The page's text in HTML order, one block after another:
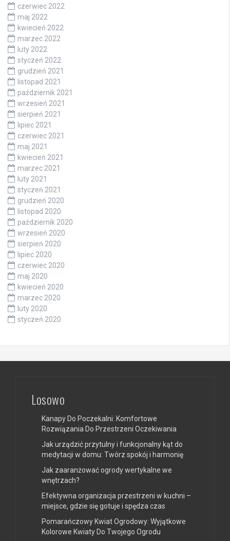
czerwiec 2022
maj 2022
kwiecień 2022
marzec 2022
luty 2022
styczeń 2022
grudzień 2021
listopad 2021
październik 2021
wrzesień 2021
sierpień 2021
lipiec 2021
czerwiec 2021
maj 2021
kwiecień 2021
marzec 2021
luty 2021
styczeń 2021
grudzień 2020
listopad 2020
październik 2020
wrzesień 2020
sierpień 2020
lipiec 2020
czerwiec 2020
maj 2020
kwiecień 2020
marzec 2020
luty 2020
styczeń 2020
Losowo
Kanapy Do Poczekalni: Komfortowe
Rozwiązania Do Przestrzeni Oczekiwania
Jak urządzić przytulny i funkcjonalny kąt do
medytacji w domu: Twórz spokój i harmonię
Jak zaaranżować ogrody wertykalne we
wnętrzach?
Efektywna organizacja przestrzeni w kuchni –
miejsce, gdzie się gotuje i spędza czas
Pomarańczowy Kwiat Ogrodowy: Wyjątkowe
Kolorowe Kwiaty Do Twojego Ogrodu